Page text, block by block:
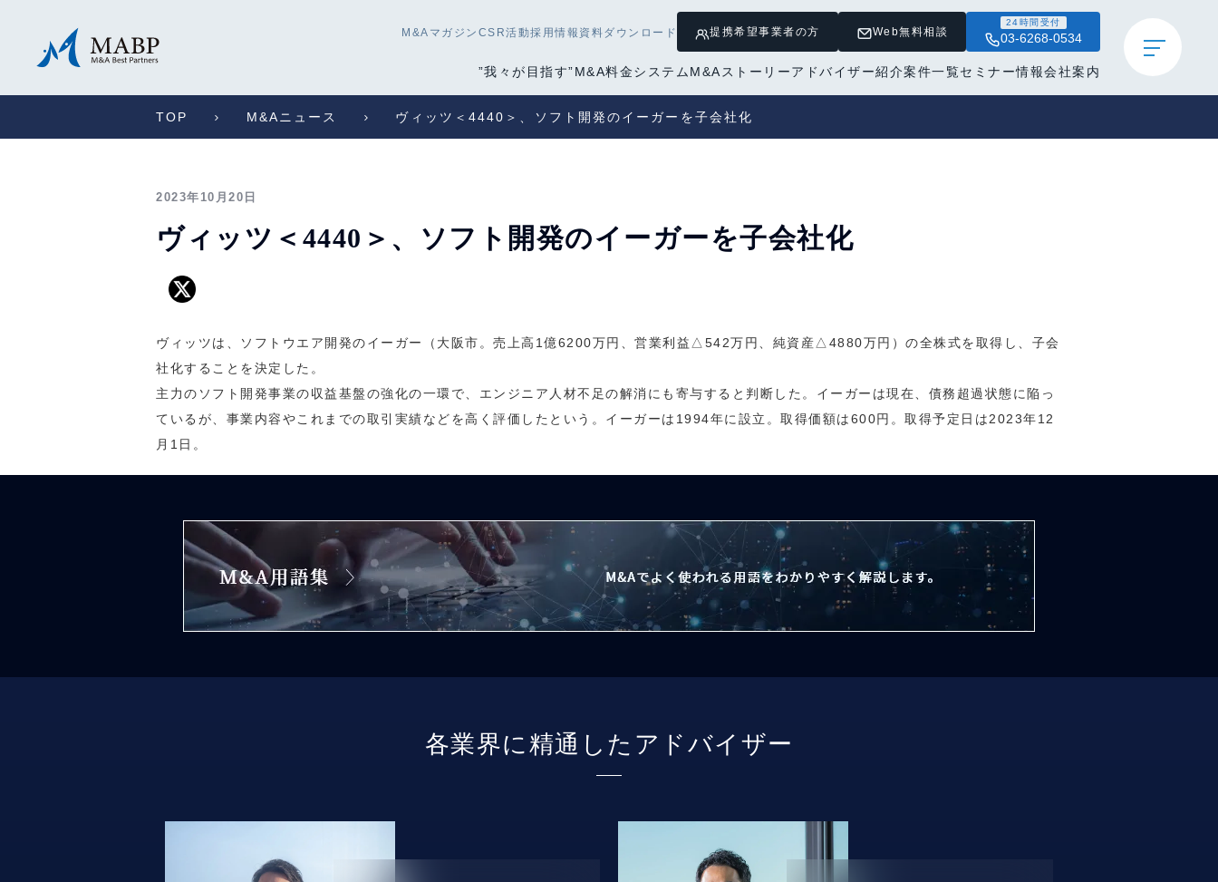
M&Aマガジン CSR活動採用情報 資料ダウンロード 提携希望事業者の方 Web無料相談
24時間受付
03-6268-0534
”我々が目指す”M&A料金システム M&Aストーリーアドバイザー紹介案件一覧セミナー情報会社案内
TOP M&Aニュース ヴィッツ＜4440＞、ソフト開発のイーガーを子会社化
2023年10月20日
ヴィッツ＜4440＞、ソフト開発のイーガーを子会社化
ヴィッツは、ソフトウエア開発のイーガー（大阪市。売上高1億6200万円、営業利益△542万円、純資産△4880万円）の全株式を取得し、子会
社化することを決定した。
主力のソフト開発事業の収益基盤の強化の一環で、エンジニア人材不足の解消にも寄与すると判断した。イーガーは現在、債務超過状態に陥っ
ているが、事業内容やこれまでの取引実績などを高く評価したという。イーガーは1994年に設立。取得価額は600円。取得予定日は2023年12
月1日。
各業界に精通したアドバイザー